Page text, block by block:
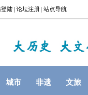
城市 非遗 文旅